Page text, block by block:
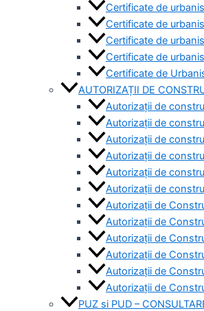
Certificate de
Certificate de
Certificate de
Certificate de
Certificate de
AUTORIZAȚII DE
Autorizații de
Autorizații de
Autorizații de
Autorizații de
Autorizații de
Autorizații de
Autorizații de
Autorizații de
Autorizaţii de
Autorizaţii de
Autorizaţii de
Autorizaţii de
PUZ si PUD –